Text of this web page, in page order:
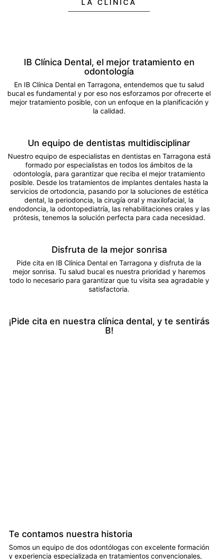
LA CLÍNICA
IB Clínica Dental, el mejor tratamiento en
odontología
En IB Clínica Dental en Tarragona, entendemos que tu salud
bucal es fundamental y por eso nos esforzamos por ofrecerte el
mejor tratamiento posible, con un enfoque en la planificación y
la calidad.
Un equipo de dentistas multidisciplinar
Nuestro equipo de especialistas en dentistas en Tarragona está
formado por especialistas en todos los ámbitos de la
odontología, para garantizar que reciba el mejor tratamiento
posible. Desde los tratamientos de implantes dentales hasta la
servicios de ortodoncia, pasando por la soluciones de estética
dental, la periodoncia, la cirugía oral y maxilofacial, la
endodoncia, la odontopediatría, las rehabilitaciones orales y las
prótesis, tenemos la solución perfecta para cada necesidad.
Disfruta de la mejor sonrisa
Pide cita en IB Clínica Dental en Tarragona y disfruta de la
mejor sonrisa. Tu salud bucal es nuestra prioridad y haremos
todo lo necesario para garantizar que tu visita sea agradable y
satisfactoria.
¡Pide cita en nuestra clínica dental, y te sentirás
B!
Te contamos nuestra historia
Somos un equipo de dos odontólogas con excelente formación
y experiencia especializada en tratamientos convencionales,